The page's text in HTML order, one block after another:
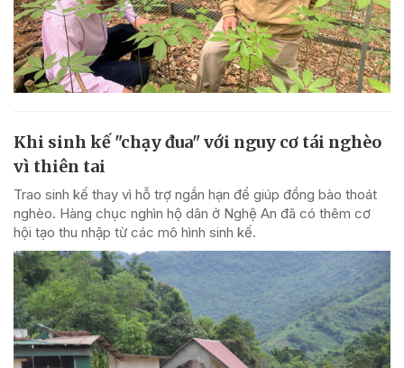
Khi sinh kế "chạy đua" với nguy cơ tái nghèo
vì thiên tai
Trao sinh kế thay vì hỗ trợ ngắn hạn để giúp đồng bào thoát
nghèo. Hàng chục nghìn hộ dân ở Nghệ An đã có thêm cơ
hội tạo thu nhập từ các mô hình sinh kế.